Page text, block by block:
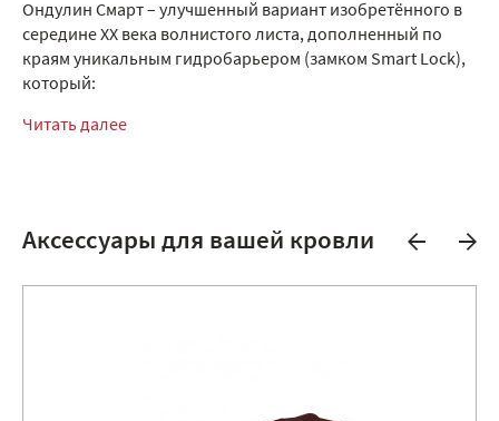
Ондулин Смарт – улучшенный вариант изобретённого в
середине XX века волнистого листа, дополненный по
краям уникальным гидробарьером (замком Smart Lock),
который:
Читать далее
Аксессуары для вашей кровли